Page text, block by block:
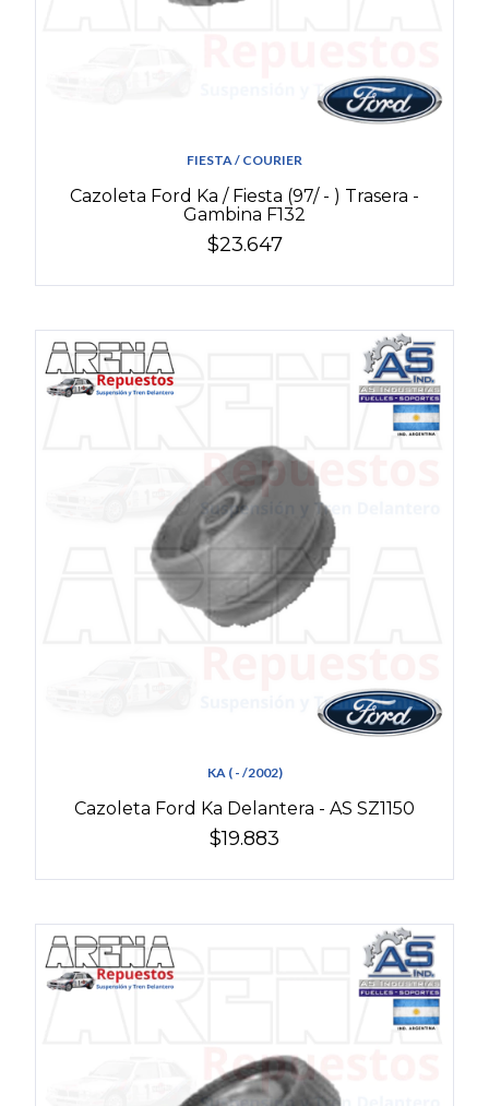
FIESTA / COURIER
Cazoleta Ford Ka / Fiesta (97/ - ) Trasera -
Gambina F132
$23.647
KA ( - /2002)
Cazoleta Ford Ka Delantera - AS SZ1150
$19.883